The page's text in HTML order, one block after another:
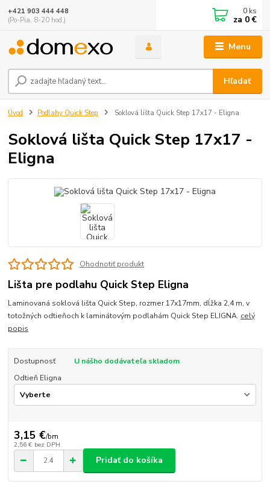
Menu
Hľadať
+421 903 444 448
(Po-Pia, 8-20 hod.)
0 ks
za 0 €
Úvod Podlahy Quick Step Soklová lišta Quick Step 17x17 - Eligna
Soklová lišta Quick Step 17x17 -
Eligna
Ohodnotiť produkt
Lišta pre podlahu Quick Step Eligna
Laminovaná soklová lišta Quick Step, rozmer 17x17mm, dĺžka 2,4 m, v
totožných odtieňoch k laminátovým podlahám Quick Step ELIGNA. celý
popis
Dostupnosť
U nášho dodávateľa skladom
Odtieň Eligna
3,15 €/bm
2,56 € bez DPH
Pridať do košíka